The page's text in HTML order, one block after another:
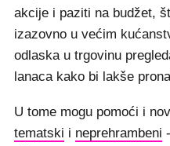
akcije i paziti na budžet,
izazovno u većim
odlaska u trgovinu
lanaca kako bi lakše
U tome mogu pomoći i
tematski i neprehrambeni